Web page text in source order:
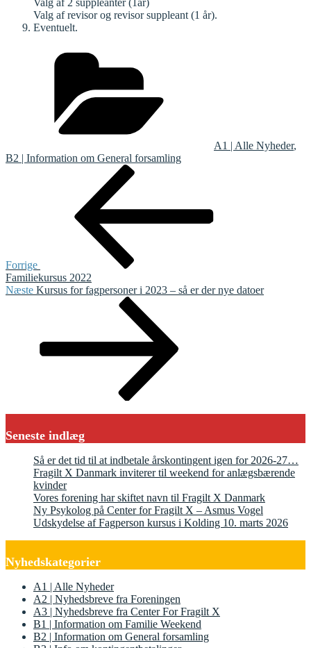
Valg af revisor og revisor suppleant (1 år).
Eventuelt.
A1 | Alle Nyheder,
B2 | Information om General forsamling
Indlægsnavigation
Forrige
Familiekursus 2022
Næste
Næste Kursus for fagpersoner i 2023 – så er der nye datoer
Seneste indlæg
Så er det tid til at indbetale årskontingent igen for 2026-27…
Fragilt X Danmark inviterer til weekend for anlægsbærende
kvinder
Vores forening har skiftet navn til Fragilt X Danmark
Ny Psykolog på Center for Fragilt X – Asmus Vogel
Udskydelse af Fagperson kursus i Kolding 10. marts 2026
Nyhedskategorier
A1 | Alle Nyheder
A2 | Nyhedsbreve fra Foreningen
A3 | Nyhedsbreve fra Center For Fragilt X
B1 | Information om Familie Weekend
B2 | Information om General forsamling